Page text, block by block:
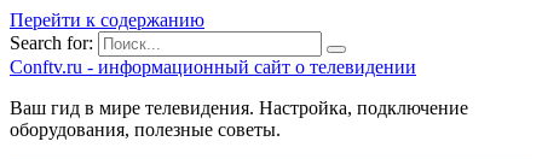
Перейти к содержанию
Search for:
Сonftv.ru - информационный сайт о телевидении
Ваш гид в мире телевидения. Настройка, подключение
оборудования, полезные советы.